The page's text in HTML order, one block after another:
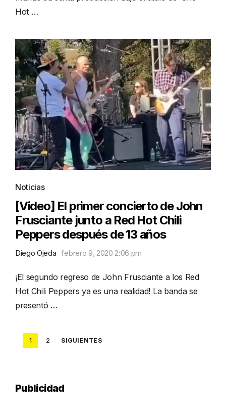
Hot …
Noticias
[Video] El primer concierto de John
Frusciante junto a Red Hot Chili
Peppers después de 13 años
Diego Ojeda febrero 9, 2020 2:06 pm
¡El segundo regreso de John Frusciante a los Red
Hot Chili Peppers ya es una realidad! La banda se
presentó …
Posts
1 2 SIGUIENTES
Publicidad